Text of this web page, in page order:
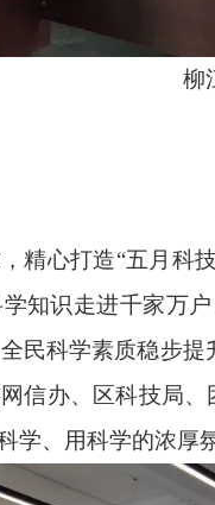
柳
精心打造“五月科
知识走进千家万
民科学素质稳步
信办、区科技局
学、用科学的浓厚